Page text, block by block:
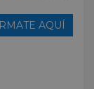
AQUÍ